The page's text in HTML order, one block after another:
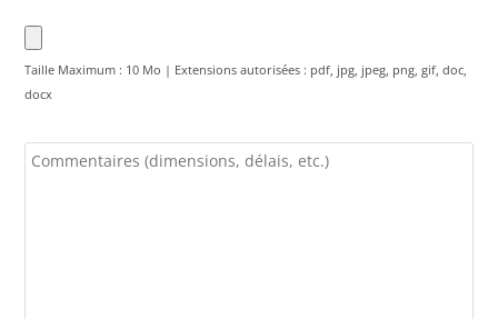
Taille Maximum : 10 Mo | Extensions autorisées : pdf, jpg, jpeg, png, gif, doc,
docx